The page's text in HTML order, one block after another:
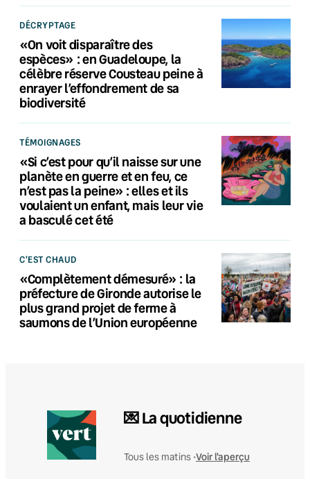
DÉCRYPTAGE
«On voit disparaître des
espèces» : en Guadeloupe, la
célèbre réserve Cousteau peine à
enrayer l’effondrement de sa
biodiversité
TÉMOIGNAGES
«Si c’est pour qu’il naisse sur une
planète en guerre et en feu, ce
n’est pas la peine» : elles et ils
voulaient un enfant, mais leur vie
a basculé cet été
C'EST CHAUD
«Complètement démesuré» : la
préfecture de Gironde autorise le
plus grand projet de ferme à
saumons de l’Union européenne
💌 La quotidienne
Tous les matins •Voir l'aperçu